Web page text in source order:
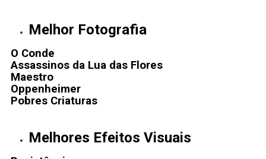
Melhor Fotografia
O Conde
Assassinos da Lua das Flores
Maestro
Oppenheimer
Pobres Criaturas
Melhores Efeitos Visuais